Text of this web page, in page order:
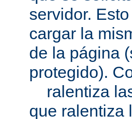
servidor.
cargar la
de la página
protegido).
ralentiza
que ralentiza